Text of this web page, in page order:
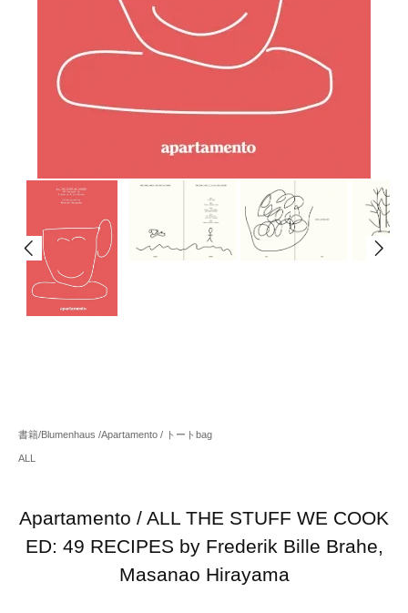
書籍/Blumenhaus /Apartamento / トートbag
ALL
Apartamento / ALL THE STUFF WE COOK
ED: 49 RECIPES by Frederik Bille Brahe,
Masanao Hirayama